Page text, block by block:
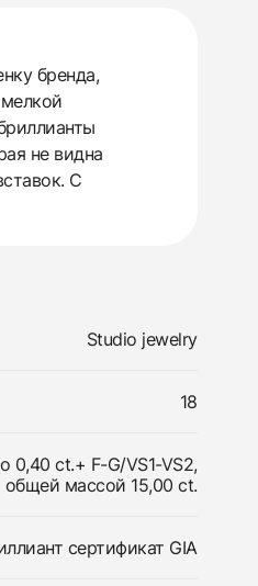
бренда,
не видна
С
Studio jewelry
18
0,40 ct.+ F-G/VS1-VS2,
общей массой 15,00 ct.
сертификат GIA